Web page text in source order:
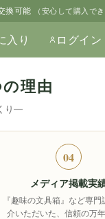
換可能 （安心して購入でき
入り ログイン
理由
り―
04
メディア掲載実
『趣味の文具箱』など専門
介いただいた、信頼の万年